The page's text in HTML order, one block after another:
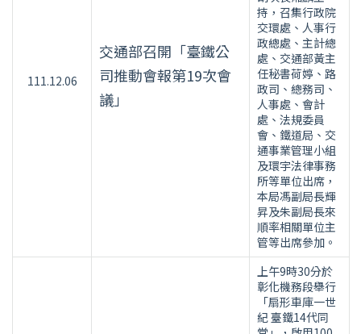
111.12.06
交通部召開「臺鐵公
司推動會報第19次會
議」
持，召集行政院
交環處、人事行
政總處、主計總
處、交通部黃主
任秘書荷婷、路
政司、總務司、
人事處、會計
處、法規委員
會、鐵道局、交
通事業管理小組
及環宇法律事務
所等單位出席，
本局馮副局長輝
昇及朱副局長來
順率相關單位主
管等出席參加。
上午9時30分於
彰化機務段舉行
「扇形車庫一世
紀 臺鐵14代同